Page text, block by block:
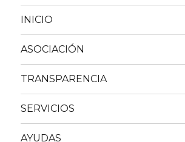
INICIO
ASOCIACIÓN
TRANSPARENCIA
SERVICIOS
AYUDAS